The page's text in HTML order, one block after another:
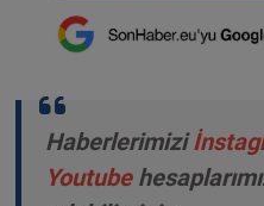
Haberlerimizi
Youtube